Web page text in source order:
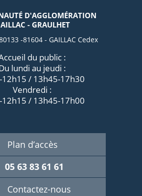
D'AGGLOMÉRATION
- GRAULHET
-81604 - GAILLAC Cedex
du public :
lundi au jeudi :
12h15 / 13h45-17h30
Vendredi :
12h15 / 13h45-17h00
Plan d’accès
05 63 83 61 61
Contactez-nous